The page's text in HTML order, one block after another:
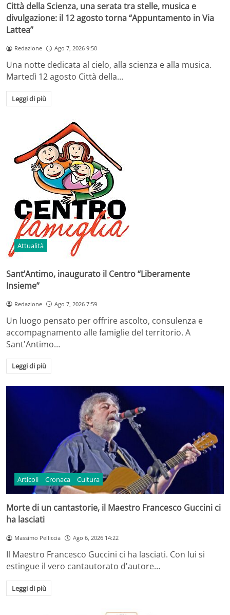
Città della Scienza, una serata tra stelle, musica e
divulgazione: il 12 agosto torna “Appuntamento in Via
Lattea”
Redazione Ago 7, 2026 9:50
Una notte dedicata al cielo, alla scienza e alla musica.
Martedì 12 agosto Città della…
Leggi di più
Attualità
Sant’Antimo, inaugurato il Centro “Liberamente
Insieme”
Redazione Ago 7, 2026 7:59
Un luogo pensato per offrire ascolto, consulenza e
accompagnamento alle famiglie del territorio. A
Sant'Antimo…
Leggi di più
Articoli Cronaca Cultura
Morte di un cantastorie, il Maestro Francesco Guccini ci
ha lasciati
Massimo Pelliccia Ago 6, 2026 14:22
Il Maestro Francesco Guccini ci ha lasciati. Con lui si
estingue il vero cantautorato d'autore…
Leggi di più